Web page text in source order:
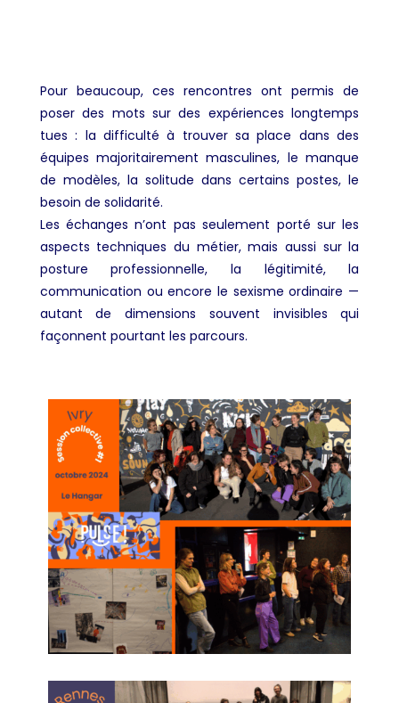
Pour beaucoup, ces rencontres ont permis de
poser des mots sur des expériences longtemps
tues : la difficulté à trouver sa place dans des
équipes majoritairement masculines, le manque
de modèles, la solitude dans certains postes, le
besoin de solidarité.
Les échanges n’ont pas seulement porté sur les
aspects techniques du métier, mais aussi sur la
posture professionnelle, la légitimité, la
communication ou encore le sexisme ordinaire —
autant de dimensions souvent invisibles qui
façonnent pourtant les parcours.